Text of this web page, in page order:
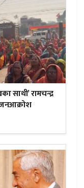
साथी’ रामचन्द्र
जनआक्रोश